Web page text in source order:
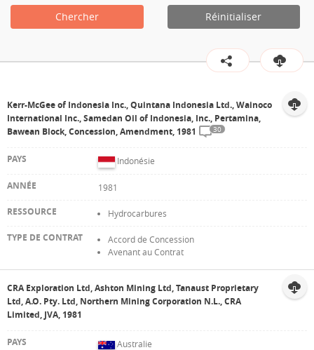
Chercher Réinitialiser
Kerr-McGee of Indonesia Inc., Quintana Indonesia Ltd., Wainoco
International Inc., Samedan Oil of Indonesia, Inc., Pertamina,
Bawean Block, Concession, Amendment, 1981
30
Indonésie
1981
Hydrocarbures
Accord de Concession
Avenant au Contrat
CRA Exploration Ltd, Ashton Mining Ltd, Tanaust Proprietary
Ltd, A.O. Pty. Ltd, Northern Mining Corporation N.L., CRA
Limited, JVA, 1981
Australie